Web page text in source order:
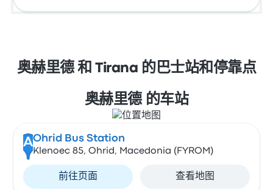
奥赫里德 和 Tirana 的巴士站和停靠点
奥赫里德 的车站
AOhrid Bus Station
Klenoec 85, Ohrid, Macedonia (FYROM)
前往页面 查看地图